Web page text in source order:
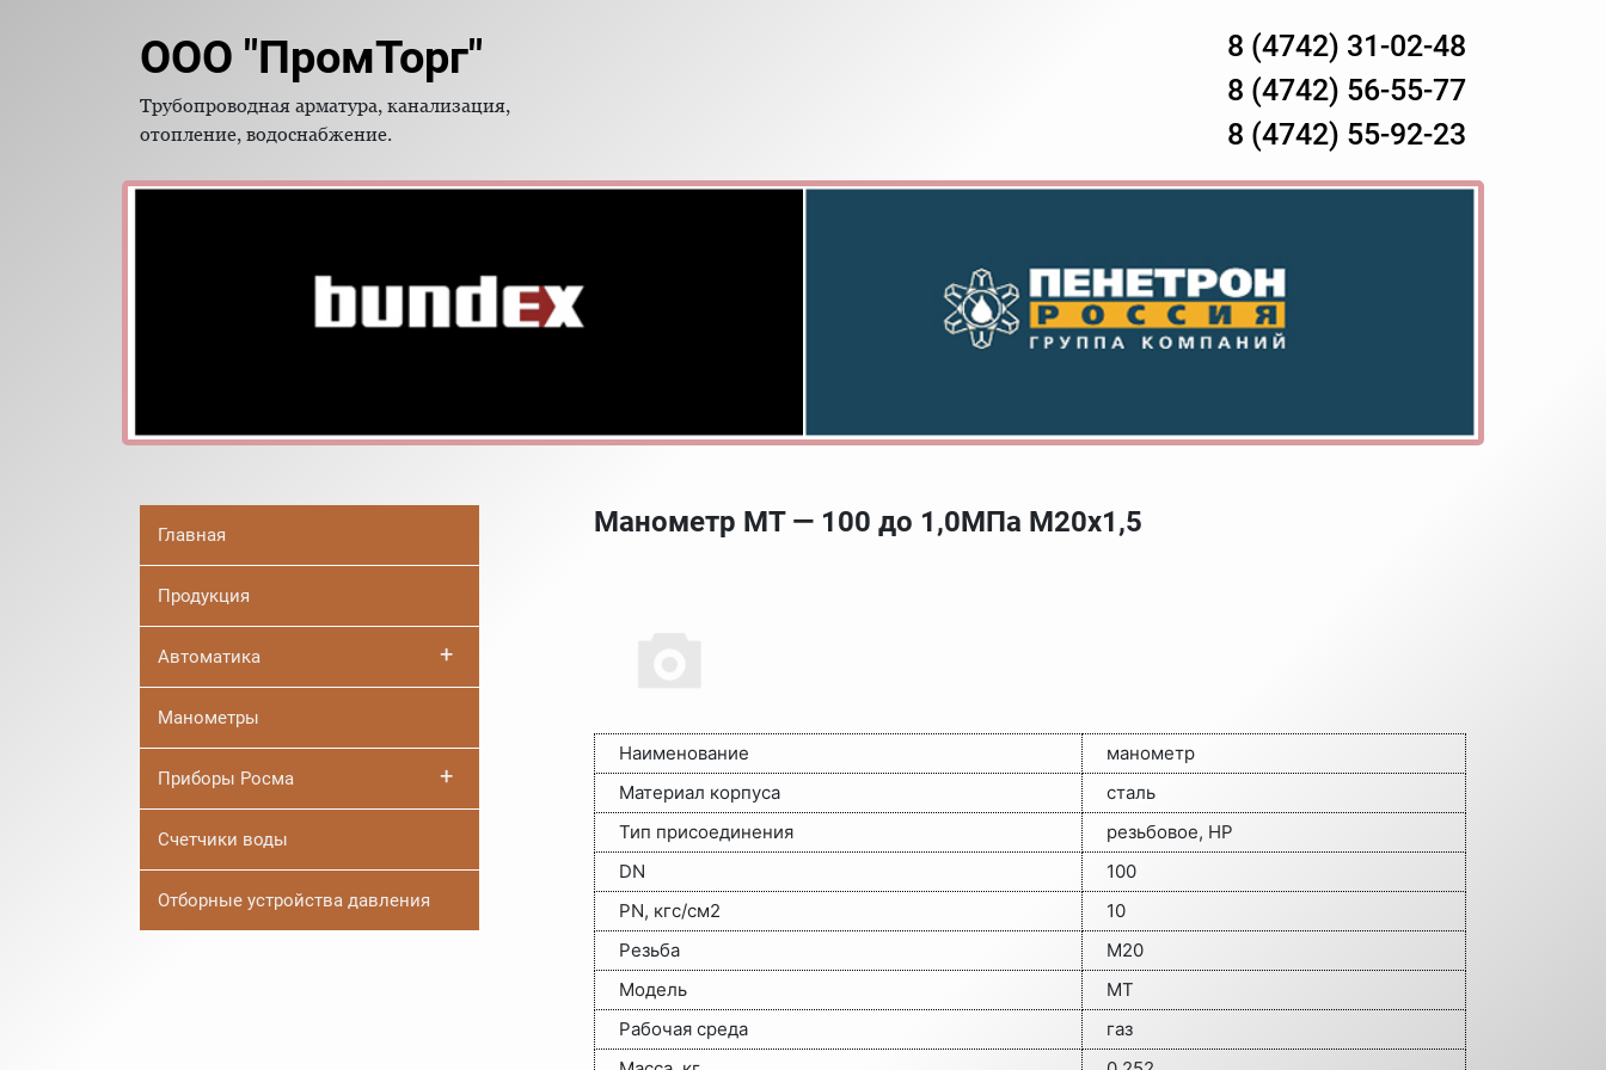
ООО "ПромТорг"
Трубопроводная арматура, канализация,
отопление, водоснабжение.
8 (4742) 31-02-48
8 (4742) 56-55-77
8 (4742) 55-92-23
Главная
Продукция
Автоматика +
Манометры
Приборы Росма +
Счетчики воды
Отборные устройства давления
Манометр МТ — 100 до 1,0МПа М20х1,5
Наименование
манометр
Материал корпуса
сталь
Тип присоединения
резьбовое, НР
DN
100
PN, кгс/см2
10
Резьба
М20
Модель
МТ
Рабочая среда
газ